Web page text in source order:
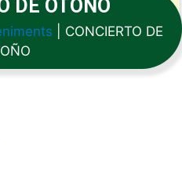
DE OTOÑO
CONCIERTO DE